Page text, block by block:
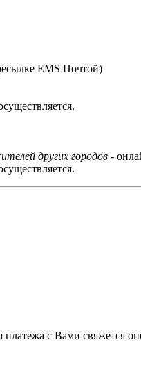
EMS Почтой)
других городов -
с Вами свяжется